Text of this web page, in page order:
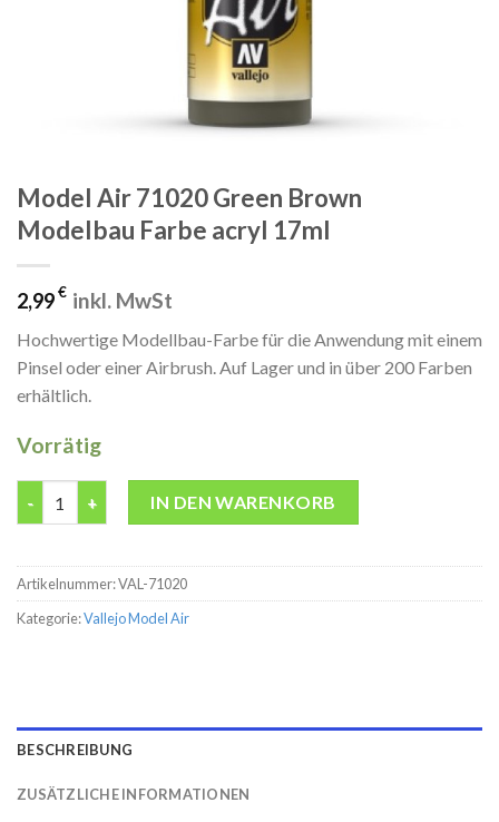
Model Air 71020 Green Brown
Modelbau Farbe acryl 17ml
2,99€ inkl. MwSt
Hochwertige Modellbau-Farbe für die Anwendung mit einem
Pinsel oder einer Airbrush. Auf Lager und in über 200 Farben
erhältlich.
Vorrätig
IN DEN WARENKORB
Artikelnummer:VAL-71020
Kategorie:Vallejo Model Air
BESCHREIBUNG
ZUSÄTZLICHE INFORMATIONEN